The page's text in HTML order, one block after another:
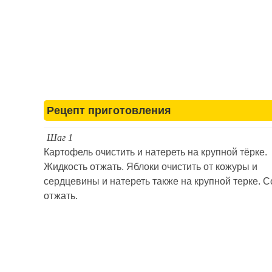
Рецепт приготовления
Шаг 1
Картофель очистить и натереть на крупной тёрке.
Жидкость отжать. Яблоки очистить от кожуры и
сердцевины и натереть также на крупной терке.
отжать.